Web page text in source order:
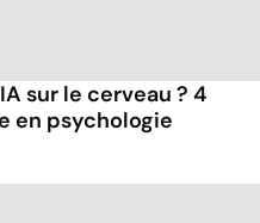
sur le cerveau ? 4
en psychologie